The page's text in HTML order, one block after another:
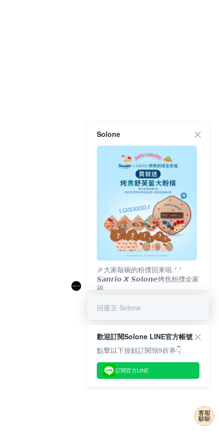
Solone
🎉大家敲碗的粉撲回來啦.ᐟ‪‪.ᐟ
𝙎𝙖𝙣𝙧𝙞𝙤 𝙓 𝙎𝙤𝙡𝙤𝙣𝙚烤焦粉撲全家
福
回覆至 Solone
歡迎訂閱Solone LINE官方帳號
點擊以下按鈕訂閱領9折券👇
訂閱官方LINE